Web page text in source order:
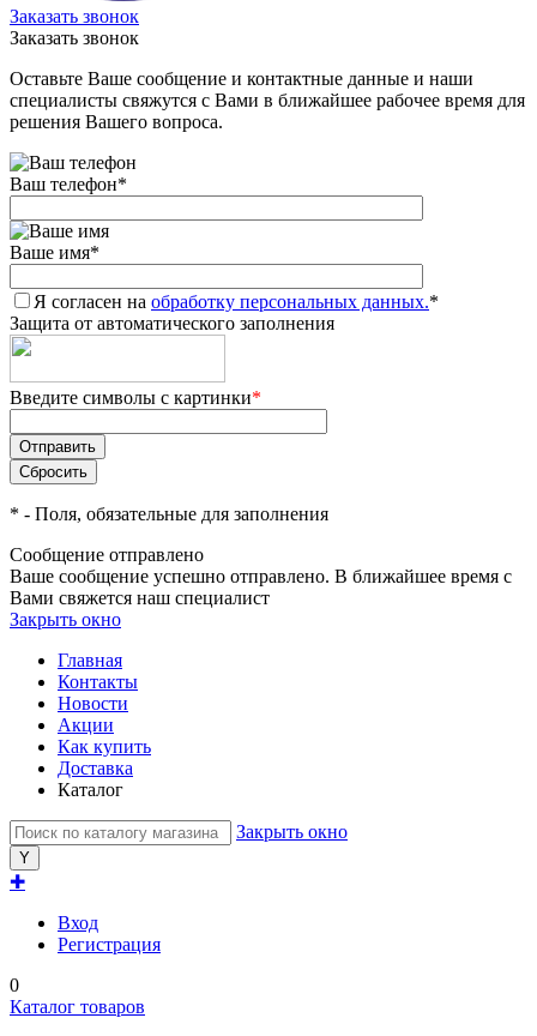
Заказать звонок
Заказать звонок
Оставьте Ваше сообщение и контактные данные и наши
специалисты свяжутся с Вами в ближайшее рабочее время для
решения Вашего вопроса.
Ваш телефон*
Ваше имя*
Я согласен на обработку персональных данных.*
Защита от автоматического заполнения
Введите символы с картинки*
* - Поля, обязательные для заполнения
Сообщение отправлено
Ваше сообщение успешно отправлено. В ближайшее время с
Вами свяжется наш специалист
Закрыть окно
Главная
Контакты
Новости
Акции
Как купить
Доставка
Каталог
Закрыть окно
✚
Вход
Регистрация
0
Каталог товаров